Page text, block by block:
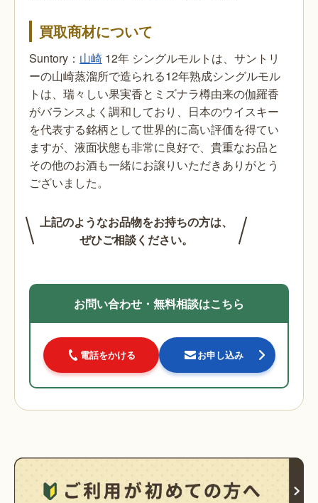
買取商材について
Suntory： 山崎 12年 シングルモルトは、サントリ
ーの山崎蒸溜所で造られる12年熟成シングルモル
トは、瑞々しい果実香とミズナラ樽由来の伽羅香
がバランスよく調和しており、日本のウイスキー
を代表する銘柄として世界的に高い評価を得てい
ますが、液面状態も非常に良好で、貴重なお品と
その他のお酒も一緒にお譲りいただきありがとう
ございました。
上記のようなお品物をお持ちの方は、
ぜひご相談ください。
お問い合わせ・無料相談はこちら
電話をかける お申し込み